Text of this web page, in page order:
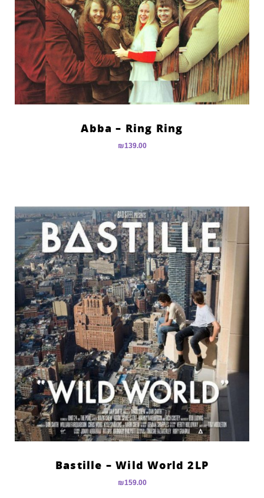
Abba – Ring Ring
₪139.00
Bastille – Wild World 2LP
₪159.00